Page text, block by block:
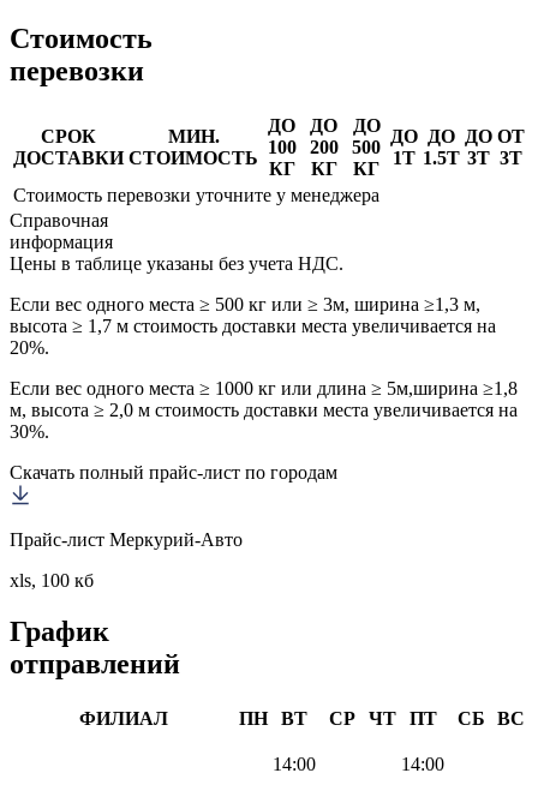
Стоимость
перевозки
СРОК
ДОСТАВКИ
МИН.
СТОИМОСТЬ
ДО
100
КГ
ДО
200
КГ
ДО
500
КГ
ДО
1Т
ДО
1.5Т
ДО
3Т
ОТ
3Т
Стоимость перевозки уточните у менеджера
Справочная
информация
Цены в таблице указаны без учета НДС.
Если вес одного места ≥ 500 кг или ≥ 3м, ширина ≥1,3 м,
высота ≥ 1,7 м стоимость доставки места увеличивается на
20%.
Если вес одного места ≥ 1000 кг или длина ≥ 5м,ширина ≥1,8
м, высота ≥ 2,0 м стоимость доставки места увеличивается на
30%.
Скачать полный прайс-лист по городам
Прайс-лист Меркурий-Авто
xls, 100 кб
График
отправлений
ФИЛИАЛ ПН ВТ СР ЧТ ПТ СБ ВС
14:00
14:00